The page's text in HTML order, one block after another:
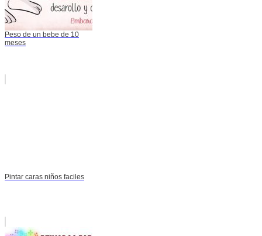
Peso de un bebe de 10
meses
Pintar caras niños faciles